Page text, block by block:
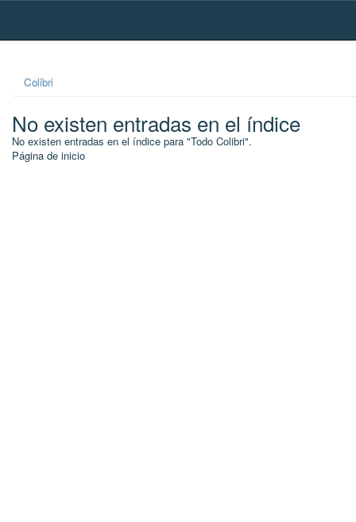
Skip
Colibri
No existen entradas en el índice
No existen entradas en el índice para "Todo Colibri".
Página de inicio